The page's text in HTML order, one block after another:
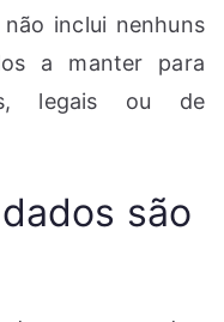
inclui nenhuns
a manter para
legais ou de
são